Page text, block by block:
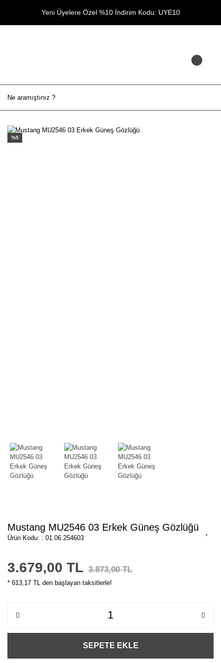
Yeni Üyelere Özel %10 İndirim Kodu: UYE10
%5
Mustang MU2546 03 Erkek Güneş Gözlüğü
Ürün Kodu: : 01.06.254603
3.679,00 TL 3.873,00 TL
* 613,17 TL den başlayan taksitlerle!
SEPETE EKLE